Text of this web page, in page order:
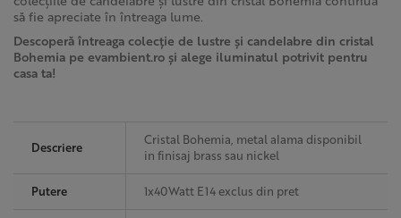
să fie apreciate în întreaga lume.
Descoperă întreaga colecție de lustre și candelabre din cristal
Bohemia pe evambient.ro și alege iluminatul potrivit pentru
casa ta!
Descriere
Cristal Bohemia, metal alama disponibil
in finisaj brass sau nickel
Putere 1x40Watt E14 exclus din pret